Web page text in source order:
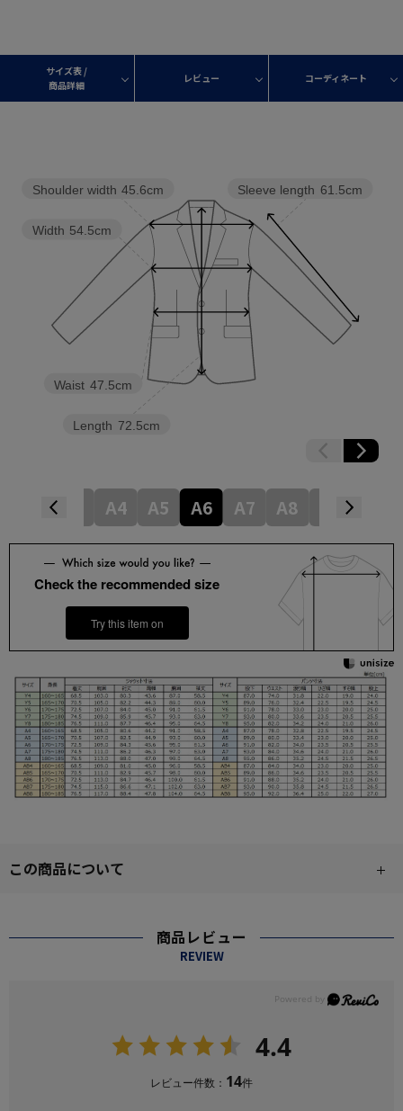
サイズ表 /
商品詳細
レビュー コーディネート
Sleeve length 61.5cm
Length 72.5cm
Waist 47.5cm
Width 54.5cm
Shoulder width 45.6cm
A4 A5 A6 A7 A8 AB4
Check the recommended size
Try this item on
この商品について
商品レビュー
REVIEW
4.4
レビュー件数： 14件